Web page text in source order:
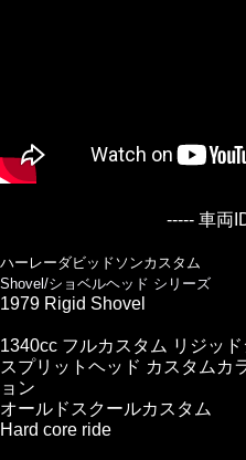
----- 車両
ハーレーダビッドソンカスタム
Shovel/ショベルヘッド シリーズ
1979 Rigid Shovel
1340cc フルカスタム リジッ
スプリットヘッド カスタム
ョン
オールドスクールカスタム
Hard core ride